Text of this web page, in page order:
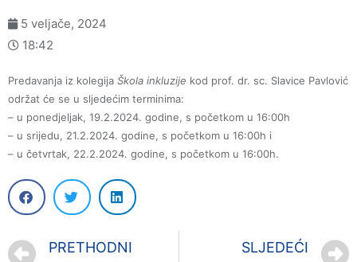
5 veljače, 2024
18:42
Predavanja iz kolegija Škola inkluzije kod prof. dr. sc. Slavice Pavlović
održat će se u sljedećim terminima:
– u ponedjeljak, 19.2.2024. godine, s početkom u 16:00h
– u srijedu, 21.2.2024. godine, s početkom u 16:00h i
– u četvrtak, 22.2.2024. godine, s početkom u 16:00h.
PRETHODNI SLJEDEĆI